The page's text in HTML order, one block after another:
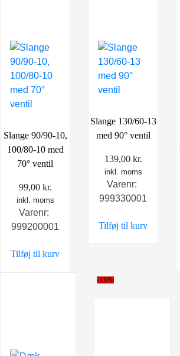
Slange 90/90-10,
100/80-10 med
70° ventil
99,00 kr.
inkl. moms
Varenr:
999200001
Tilføj til kurv
Slange 130/60-13
med 90° ventil
139,00 kr.
inkl. moms
Varenr:
999330001
Tilføj til kurv
-15%